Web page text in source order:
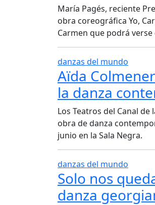
María Pagés, reciente
obra coreográfica Yo,
Carmen que podrá
danzas del mundo
Aïda
la danza
Los Teatros del Canal
obra de danza
junio en la Sala Negra.
danzas del mundo
Solo nos
danza